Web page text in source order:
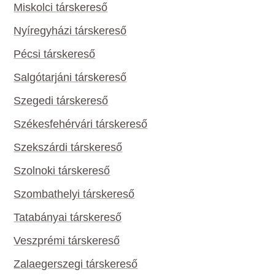
Miskolci társkereső
Nyíregyházi társkereső
Pécsi társkereső
Salgótarjáni társkereső
Szegedi társkereső
Székesfehérvári társkereső
Szekszárdi társkereső
Szolnoki társkereső
Szombathelyi társkereső
Tatabányai társkereső
Veszprémi társkereső
Zalaegerszegi társkereső